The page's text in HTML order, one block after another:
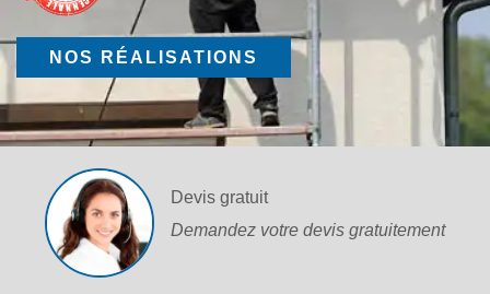
NOS RÉALISATIONS
Devis gratuit
Demandez votre devis gratuitement